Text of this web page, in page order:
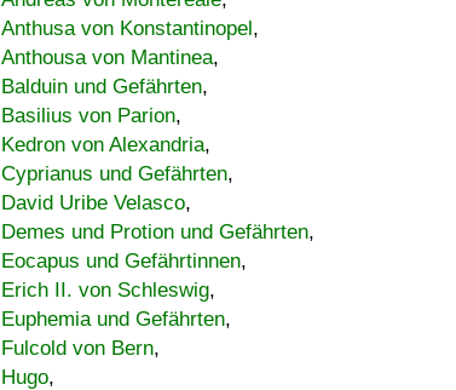
Anthusa von Konstantinopel,
Anthousa von Mantinea,
Balduin und Gefährten,
Basilius von Parion,
Kedron von Alexandria,
Cyprianus und Gefährten,
David Uribe Velasco,
Demes und Protion und Gefährten,
Eocapus und Gefährtinnen,
Erich II. von Schleswig,
Euphemia und Gefährten,
Fulcold von Bern,
Hugo,